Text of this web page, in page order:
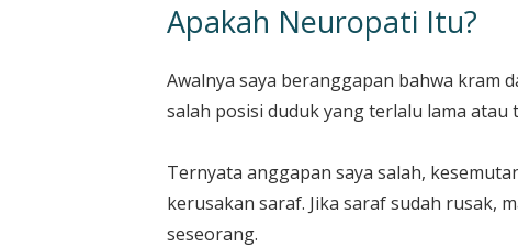
Apakah Neuropati Itu?
Awalnya saya beranggapan bahwa kram
salah posisi duduk yang terlalu lama
Ternyata anggapan saya salah,
kerusakan saraf. Jika saraf sudah rusak,
seseorang.